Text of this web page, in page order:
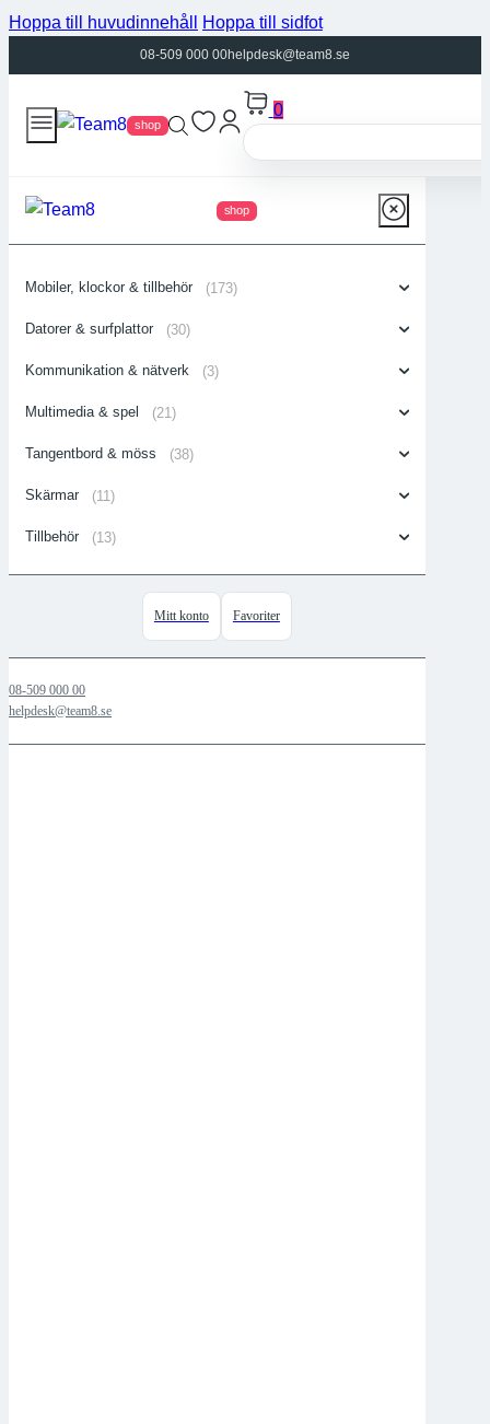
Hoppa till huvudinnehåll Hoppa till sidfot
08-509 000 00helpdesk@team8.se
shop
0
shop
Mobiler, klockor & tillbehör (173)
Datorer & surfplattor (30)
Kommunikation & nätverk (3)
Multimedia & spel (21)
Tangentbord & möss (38)
Skärmar (11)
Tillbehör (13)
Mitt konto Favoriter
08-509 000 00
helpdesk@team8.se